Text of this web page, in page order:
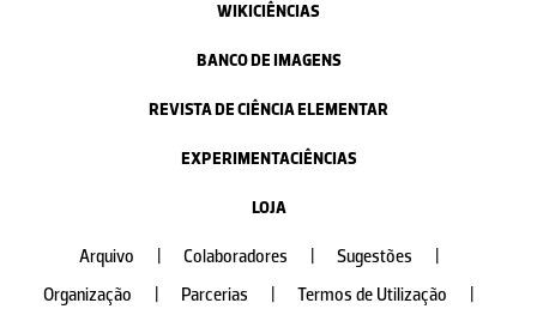
WIKICIÊNCIAS
BANCO DE IMAGENS
REVISTA DE CIÊNCIA ELEMENTAR
EXPERIMENTACIÊNCIAS
LOJA
Arquivo Colaboradores Sugestões
Organização
Parcerias Termos de Utilização